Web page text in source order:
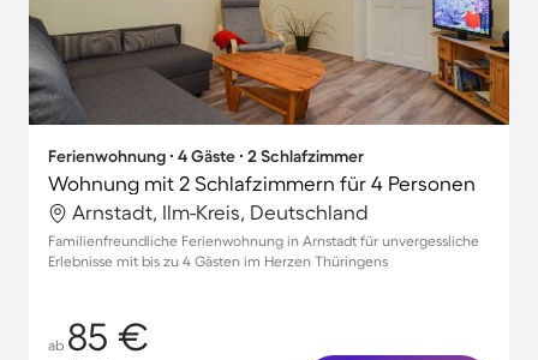
Ferienwohnung ∙ 4 Gäste ∙ 2 Schlafzimmer
Wohnung mit 2 Schlafzimmern für 4 Personen
Arnstadt, Ilm-Kreis, Deutschland
Familienfreundliche Ferienwohnung in Arnstadt für unvergessliche
Erlebnisse mit bis zu 4 Gästen im Herzen Thüringens
ab 85 €